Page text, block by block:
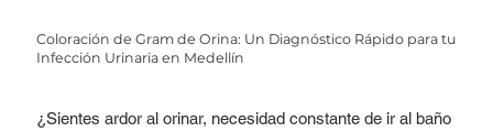
Coloración de Gram de Orina: Un Diagnóstico Rápido para tu
Infección Urinaria en Medellín
¿Sientes ardor al orinar, necesidad constante de ir al baño